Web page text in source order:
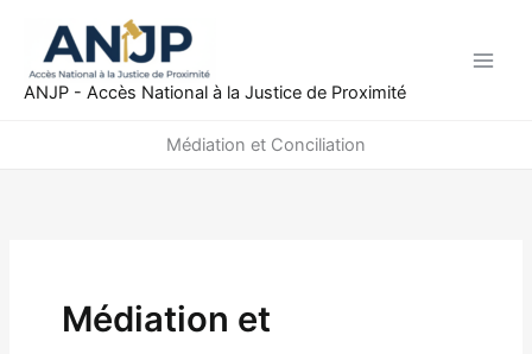
contenu
ANJP - Accès National à la Justice de Proximité
Médiation et Conciliation
Médiation et